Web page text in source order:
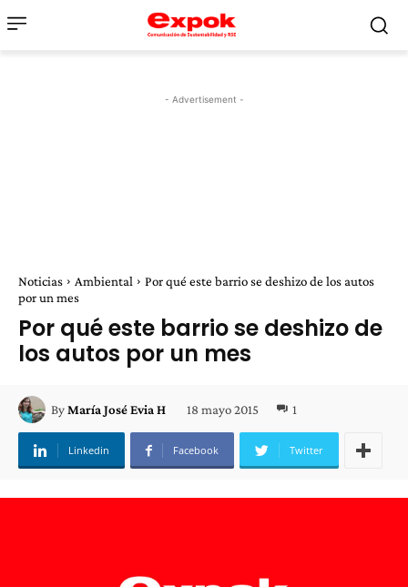
- Advertisement -
Noticias Ambiental
Por qué este barrio se deshizo de los autos
por un mes
Por qué este barrio se deshizo de
los autos por un mes
ByMaría José Evia H 18 mayo 2015 1
Linkedin Facebook Twitter